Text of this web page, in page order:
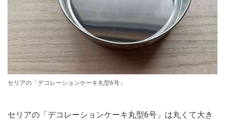
セリアの「デコレーションケーキ丸型6号」
セリアの「デコレーションケーキ丸型6号」は丸くて大き